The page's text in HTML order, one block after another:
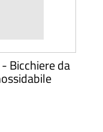
- Bicchiere da